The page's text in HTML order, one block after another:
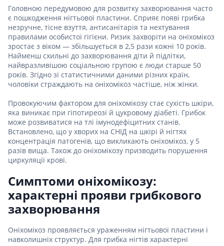
Головною передумовою для розвитку захворювання часто
є пошкодження нігтьової пластини. Сприяє появі грибка
незручне, тісне взуття, антисанітарія та нехтування
правилами особистої гігієни. Ризик захворіти на оніхомікоз
зростає з віком — збільшується в 2,5 рази кожні 10 років.
Найменш схильні до захворювання діти й підлітки,
найвразливішою соціальною групою є люди старше 50
років. Згідно зі статистичними даними різних країн,
чоловіки страждають на оніхомікоз частіше, ніж жінки.
Провокуючим фактором для оніхомікозу стає сухість шкіри,
яка виникає при гіпотиреозі й цукровому діабеті. Грибок
може розвиватися на тлі імунодефіцитних станів.
Встановлено, що у хворих на СНІД на шкірі й нігтях
концентрація патогенів, що викликають оніхомікоз, у 5
разів вища. Також до оніхомікозу призводить порушення
циркуляції крові.
Симптоми оніхомікозу:
характерні прояви грибкового
захворювання
Оніхомікоз проявляється ураженням нігтьової пластини і
навколишніх структур. Для грибка нігтів характерні